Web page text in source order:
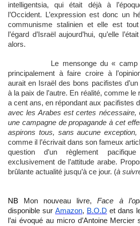
intelligentsia, qui était déjà à
l’Occident. L’expression est donc un
communisme stalinien et elle est
l’égard d’Israël aujourd’hui, qu’elle
alors.
Le mensonge du « camp de
principalement à faire croire à
aurait en Israël des bons pacifistes
à la paix de l’autre. En réalité, comme
a cent ans, en répondant aux pacifistes
avec les Arabes est certes
une campagne de propagande à cet
aspirons tous, sans aucune
comme il l’écrivait dans son fameux
question d’un règlement
exclusivement de l’attitude arabe.
brûlante actualité jusqu’à ce jour. (à
NB Mon nouveau livre, Face à
disponible sur Amazon, B.O.D et dans
l’ai évoqué au micro d’Antoine Mercier